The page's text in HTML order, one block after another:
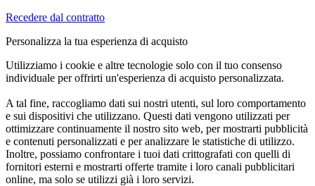
Recedere dal contratto
Personalizza la tua esperienza di acquisto
Utilizziamo i cookie e altre tecnologie solo con il tuo consenso
individuale per offrirti un'esperienza di acquisto personalizzata.
A tal fine, raccogliamo dati sui nostri utenti, sul loro comportamento
e sui dispositivi che utilizzano. Questi dati vengono utilizzati per
ottimizzare continuamente il nostro sito web, per mostrarti pubblicità
e contenuti personalizzati e per analizzare le statistiche di utilizzo.
Inoltre, possiamo confrontare i tuoi dati crittografati con quelli di
fornitori esterni e mostrarti offerte tramite i loro canali pubblicitari
online, ma solo se utilizzi già i loro servizi.